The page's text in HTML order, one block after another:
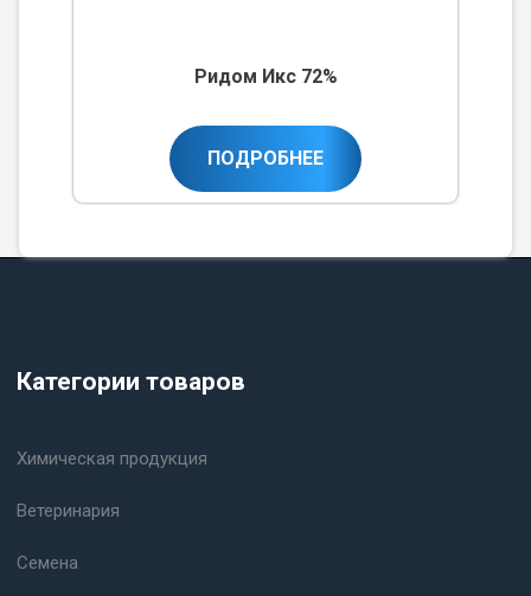
Ридом Икс 72%
ПОДРОБНЕЕ
Категории товаров
Химическая продукция
Ветеринария
Семена